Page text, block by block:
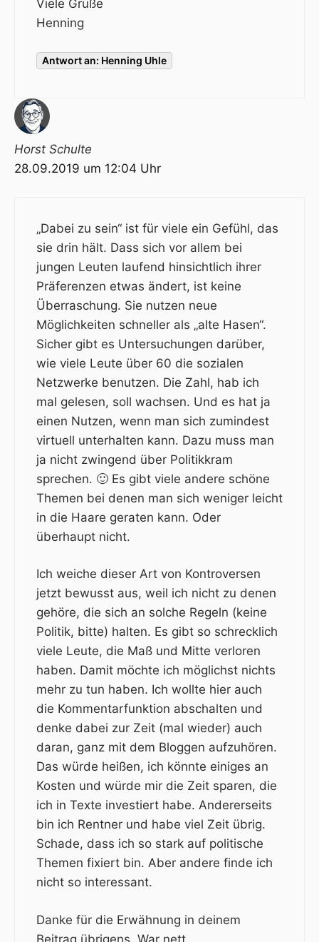
Viele Grüße
Henning
Antwort an: Henning Uhle
Horst Schulte
28.09.2019 um 12:04 Uhr
„Dabei zu sein“ ist für viele ein Gefühl, das
sie drin hält. Dass sich vor allem bei
jungen Leuten laufend hinsichtlich ihrer
Präferenzen etwas ändert, ist keine
Überraschung. Sie nutzen neue
Möglichkeiten schneller als „alte Hasen“.
Sicher gibt es Untersuchungen darüber,
wie viele Leute über 60 die sozialen
Netzwerke benutzen. Die Zahl, hab ich
mal gelesen, soll wachsen. Und es hat ja
einen Nutzen, wenn man sich zumindest
virtuell unterhalten kann. Dazu muss man
ja nicht zwingend über Politikkram
sprechen. 🙂 Es gibt viele andere schöne
Themen bei denen man sich weniger leicht
in die Haare geraten kann. Oder
überhaupt nicht.
Ich weiche dieser Art von Kontroversen
jetzt bewusst aus, weil ich nicht zu denen
gehöre, die sich an solche Regeln (keine
Politik, bitte) halten. Es gibt so schrecklich
viele Leute, die Maß und Mitte verloren
haben. Damit möchte ich möglichst nichts
mehr zu tun haben. Ich wollte hier auch
die Kommentarfunktion abschalten und
denke dabei zur Zeit (mal wieder) auch
daran, ganz mit dem Bloggen aufzuhören.
Das würde heißen, ich könnte einiges an
Kosten und würde mir die Zeit sparen, die
ich in Texte investiert habe. Andererseits
bin ich Rentner und habe viel Zeit übrig.
Schade, dass ich so stark auf politische
Themen fixiert bin. Aber andere finde ich
nicht so interessant.
Danke für die Erwähnung in deinem
Beitrag übrigens. War nett.